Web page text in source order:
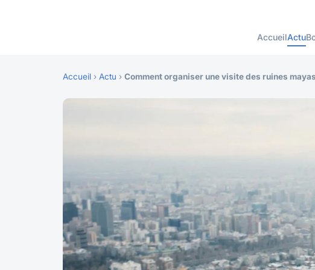
AccueilActu
Accueil › Actu › Comment organiser une visite des ruines